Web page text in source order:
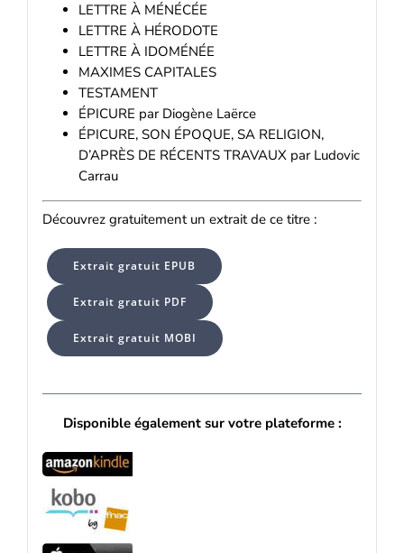
LETTRE À MÉNÉCÉE
LETTRE À HÉRODOTE
LETTRE À IDOMÉNÉE
MAXIMES CAPITALES
TESTAMENT
ÉPICURE par Diogène Laërce
ÉPICURE, SON ÉPOQUE, SA RELIGION,
D’APRÈS DE RÉCENTS TRAVAUX par Ludovic
Carrau
Découvrez gratuitement un extrait de ce titre :
Extrait gratuit EPUB
Extrait gratuit PDF
Extrait gratuit MOBI
Disponible également sur votre plateforme :